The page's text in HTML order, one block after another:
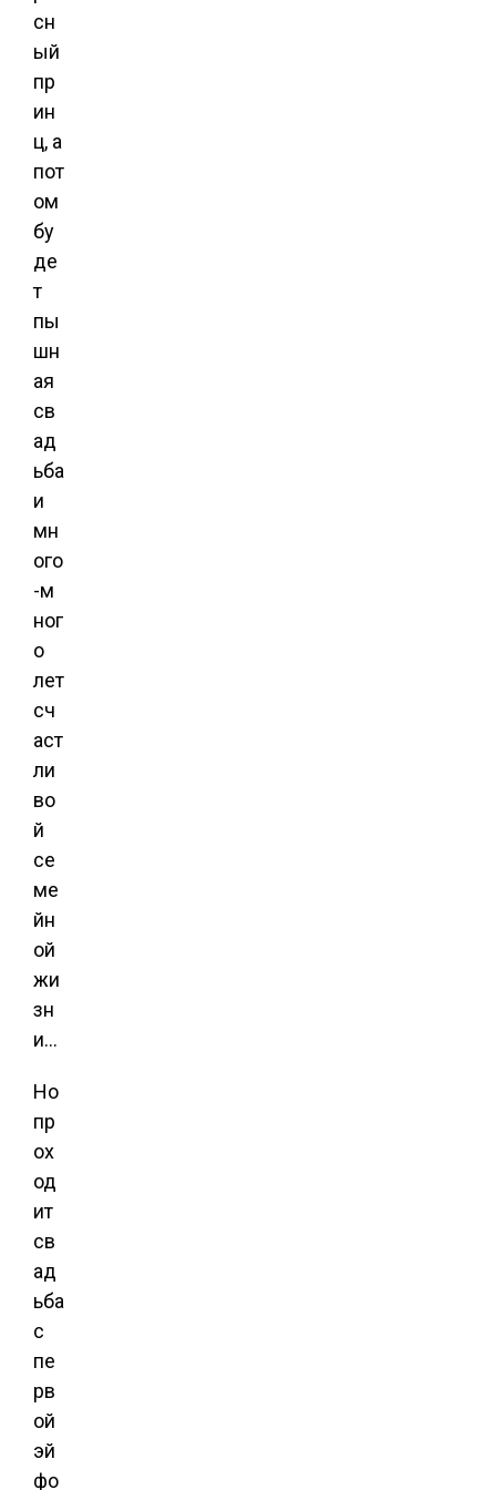
сн
ый
пр
ин
ц, а
пот
ом
бу
де
т
пы
шн
ая
св
ад
ьба
и
мн
ого
-м
ног
о
лет
сч
аст
ли
во
й
се
ме
йн
ой
жи
зн
и…
Но
пр
ох
од
ит
св
ад
ьба
с
пе
рв
ой
эй
фо